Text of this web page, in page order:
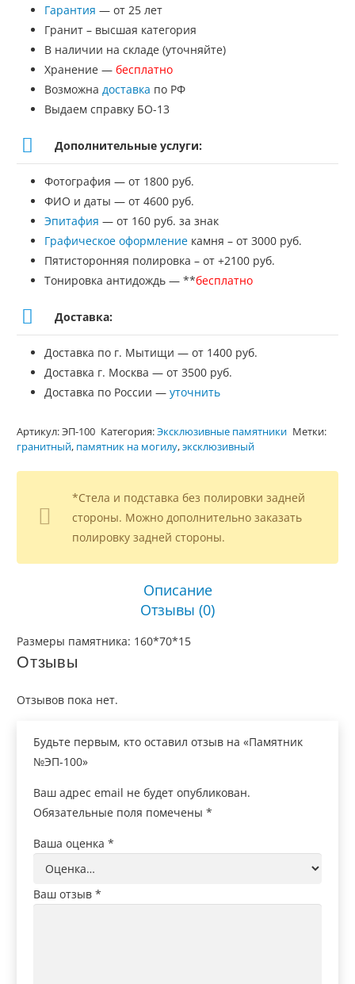
№ЭП-100
Гарантия — от 25 лет
Гранит – высшая категория
В наличии на складе (уточняйте)
Хранение — бесплатно
Возможна доставка по РФ
Выдаем справку БО-13
Дополнительные услуги:
Фотография — от 1800 руб.
ФИО и даты — от 4600 руб.
Эпитафия — от 160 руб. за знак
Графическое оформление камня – от 3000 руб.
Пятисторонняя полировка – от +2100 руб.
Тонировка антидождь — **бесплатно
Доставка:
Доставка по г. Мытищи — от 1400 руб.
Доставка г. Москва — от 3500 руб.
Доставка по России — уточнить
Артикул:ЭП-100 Категория:Эксклюзивные памятники Метки:
гранитный, памятник на могилу,эксклюзивный
*Стела и подставка без полировки задней
стороны. Можно дополнительно заказать
полировку задней стороны.
Описание
Отзывы (0)
Размеры памятника: 160*70*15
Отзывы
Отзывов пока нет.
Будьте первым, кто оставил отзыв на «Памятник
№ЭП-100»
Ваш адрес email не будет опубликован.
Обязательные поля помечены *
Ваша оценка *
Ваш отзыв *